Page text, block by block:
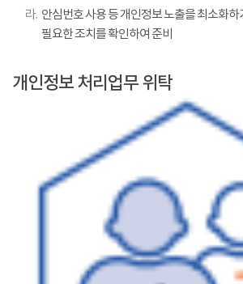
라. 안심번호 사용 등 개인정보 노출을 최소화하
필요한 조치를 확인하여 준비
개인정보 처리업무 위탁